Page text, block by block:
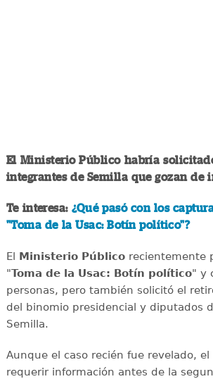
El Ministerio Público habría
integrantes de Semilla que gozan de
Te interesa: ¿Qué pasó con los
"Toma de la Usac: Botín político"?
El Ministerio Públicorecientemente
"Toma de la Usac: Botín político" y
personas, pero también solicitó el
del binomio presidencial y diputados
Semilla.
Aunque el caso recién fue revelado, el
requerir información antes de la